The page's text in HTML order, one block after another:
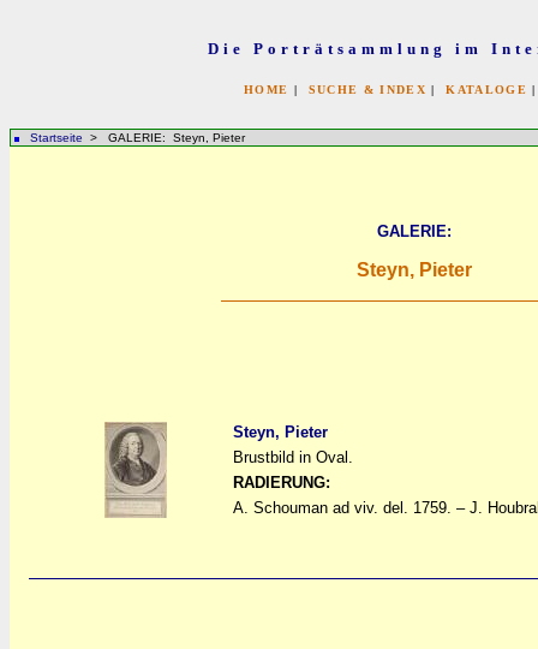
Die Porträtsammlung im
HOME | SUCHE & INDEX |KATALOGE
Startseite > GALERIE: Steyn, Pieter
GALERIE:
Steyn, Pieter
Steyn, Pieter
Brustbild in Oval.
RADIERUNG:
A. Schouman ad viv. del. 1759. – J.